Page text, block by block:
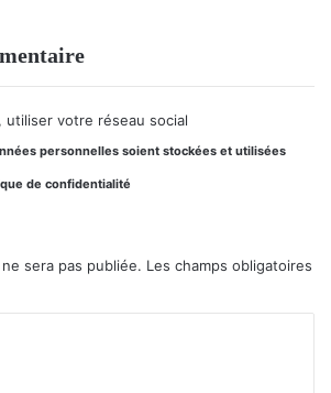
utiliser votre réseau social
personnelles soient stockées et utilisées
de confidentialité
sera pas publiée. Les champs obligatoires